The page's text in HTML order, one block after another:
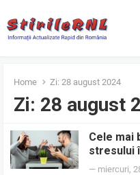
Home Zi:28 august 2024
Zi: 28 august
Cele mai
stresului
— miercuri,